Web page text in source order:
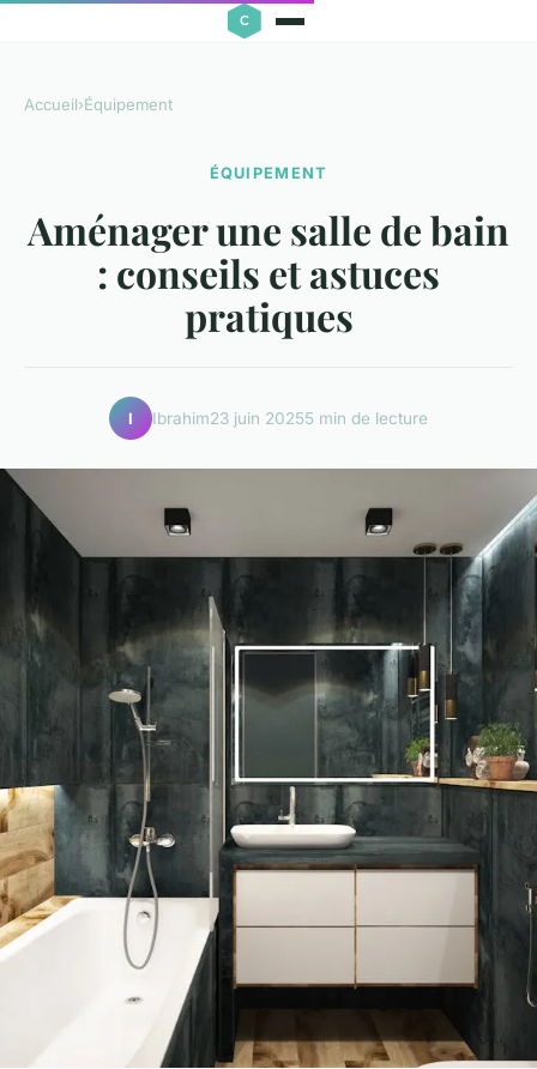
Accueil›Équipement
ÉQUIPEMENT
Aménager une salle de bain
: conseils et astuces
pratiques
I Ibrahim23 juin 20255 min de lecture